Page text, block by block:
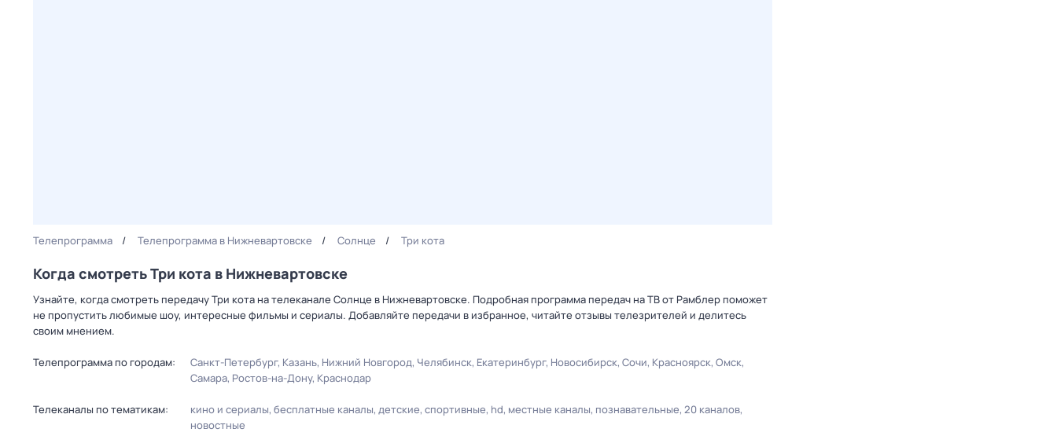
Телепрограмма Телепрограмма в Нижневартовске Солнце Три кота
Когда смотреть Три кота в Нижневартовске
Узнайте, когда смотреть передачу Три кота на телеканале Солнце в Нижневартовске. Подробная программа передач на ТВ от Рамблер поможет
не пропустить любимые шоу, интересные фильмы и сериалы. Добавляйте передачи в избранное, читайте отзывы телезрителей и делитесь
своим мнением.
Телепрограмма по городам: Санкт-Петербург Казань Нижний Новгород Челябинск Екатеринбург Новосибирск Сочи Красноярск Омск
Самара Ростов-на-Дону Краснодар
Телеканалы по тематикам: кино и сериалы бесплатные каналы детские спортивные hd местные каналы познавательные 20 каналов
новостные